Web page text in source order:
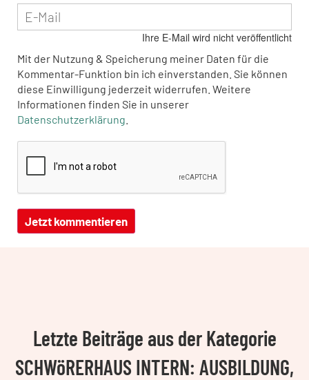
Ihre E-Mail wird nicht veröffentlicht
Mit der Nutzung & Speicherung meiner Daten für die
Kommentar-Funktion bin ich einverstanden. Sie können
diese Einwilligung jederzeit widerrufen. Weitere
Informationen finden Sie in unserer
Datenschutzerklärung
Letzte Beiträge aus der Kategorie
SCHWöRERHAUS INTERN: AUSBILDUNG,